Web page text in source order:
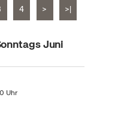
4 > >|
Juni
Uhr